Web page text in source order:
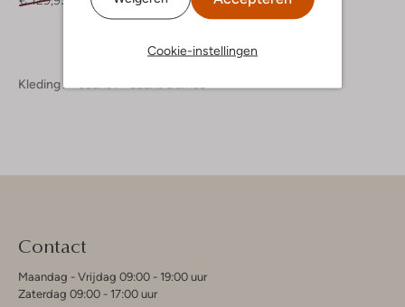
Cookie-instellingen
Kleding Jeans Jeans Dames
Contact
Maandag - Vrijdag 09:00 - 19:00 uur
Zaterdag 09:00 - 17:00 uur